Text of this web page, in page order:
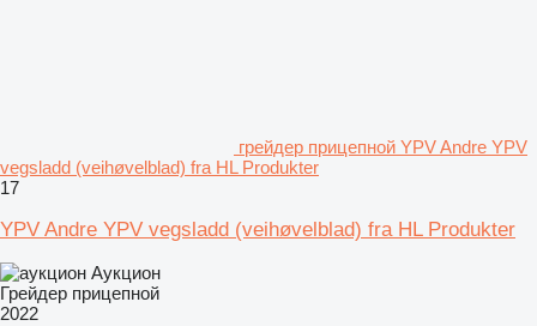
грейдер прицепной YPV Andre YPV
vegsladd (veihøvelblad) fra HL Produkter
17
YPV Andre YPV vegsladd (veihøvelblad) fra HL Produkter
Аукцион
Грейдер прицепной
2022